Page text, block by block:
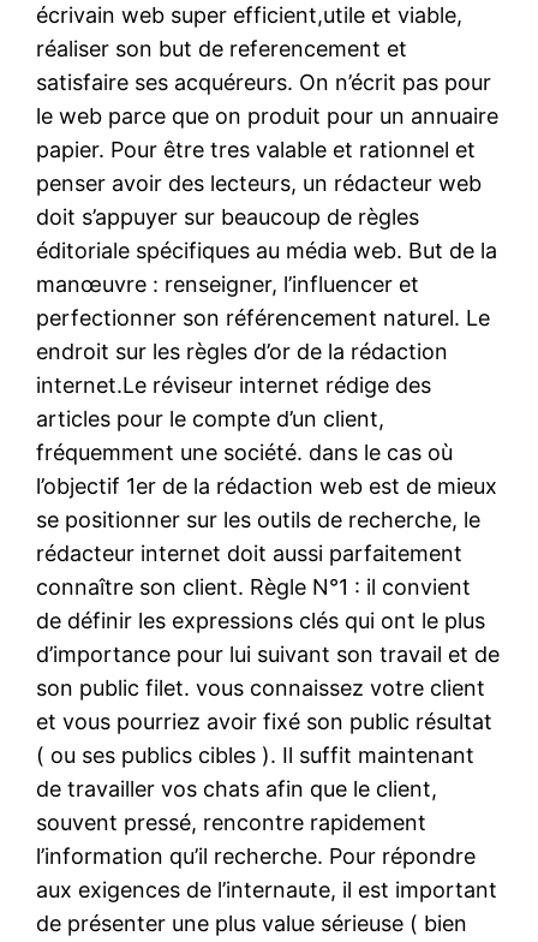
écrivain web super efficient,utile et viable,
réaliser son but de referencement et
satisfaire ses acquéreurs. On n’écrit pas pour
le web parce que on produit pour un annuaire
papier. Pour être tres valable et rationnel et
penser avoir des lecteurs, un rédacteur web
doit s’appuyer sur beaucoup de règles
éditoriale spécifiques au média web. But de la
manœuvre : renseigner, l’influencer et
perfectionner son référencement naturel. Le
endroit sur les règles d’or de la rédaction
internet.Le réviseur internet rédige des
articles pour le compte d’un client,
fréquemment une société. dans le cas où
l’objectif 1er de la rédaction web est de mieux
se positionner sur les outils de recherche, le
rédacteur internet doit aussi parfaitement
connaître son client. Règle N°1 : il convient
de définir les expressions clés qui ont le plus
d’importance pour lui suivant son travail et de
son public filet. vous connaissez votre client
et vous pourriez avoir fixé son public résultat
( ou ses publics cibles ). Il suffit maintenant
de travailler vos chats afin que le client,
souvent pressé, rencontre rapidement
l’information qu’il recherche. Pour répondre
aux exigences de l’internaute, il est important
de présenter une plus value sérieuse ( bien